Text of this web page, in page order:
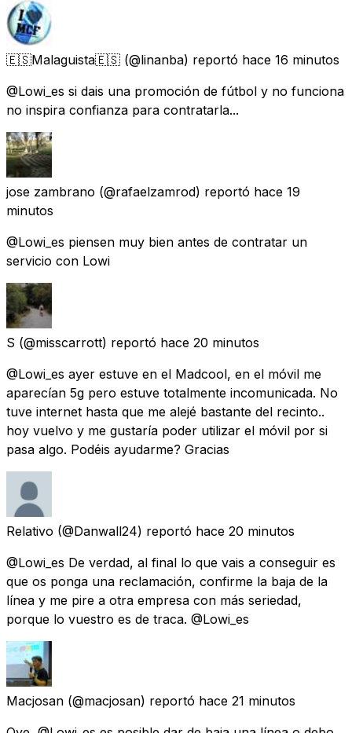
🇪🇸Malaguista🇪🇸 (@linanba) reportó hace 16 minutos
@Lowi_es si dais una promoción de fútbol y no funciona
no inspira confianza para contratarla...
jose zambrano (@rafaelzamrod) reportó hace 19
minutos
@Lowi_es piensen muy bien antes de contratar un
servicio con Lowi
S (@misscarrott) reportó hace 20 minutos
@Lowi_es ayer estuve en el Madcool, en el móvil me
aparecían 5g pero estuve totalmente incomunicada. No
tuve internet hasta que me alejé bastante del recinto..
hoy vuelvo y me gustaría poder utilizar el móvil por si
pasa algo. Podéis ayudarme? Gracias
Relativo (@Danwall24) reportó hace 20 minutos
@Lowi_es De verdad, al final lo que vais a conseguir es
que os ponga una reclamación, confirme la baja de la
línea y me pire a otra empresa con más seriedad,
porque lo vuestro es de traca. @Lowi_es
Macjosan (@macjosan) reportó hace 21 minutos